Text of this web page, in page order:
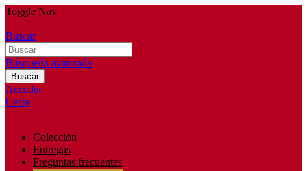
Toggle Nav
Buscar
Búsqueda avanzada
Buscar
Acceder
Cesta
Colección
Entregas
Preguntas frecuentes